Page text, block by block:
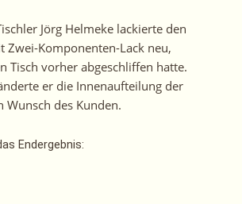
Jörg Helmeke lackierte den
Zwei-Komponenten-Lack neu,
Tisch vorher abgeschliffen hatte.
er die Innenaufteilung der
Wunsch des Kunden.
Endergebnis: